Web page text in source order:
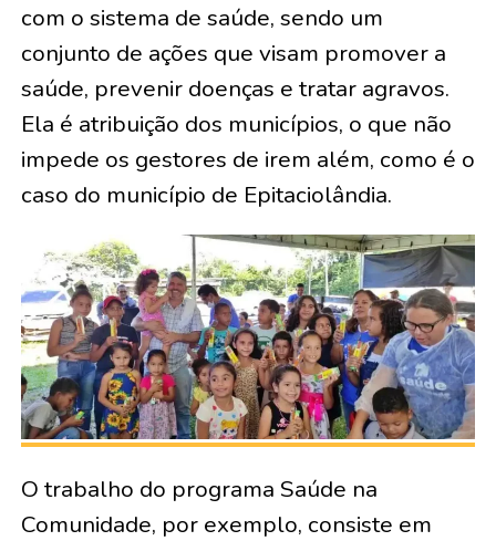
com o sistema de saúde, sendo um
conjunto de ações que visam promover a
saúde, prevenir doenças e tratar agravos.
Ela é atribuição dos municípios, o que não
impede os gestores de irem além, como é o
caso do município de Epitaciolândia.
O trabalho do programa Saúde na
Comunidade, por exemplo, consiste em